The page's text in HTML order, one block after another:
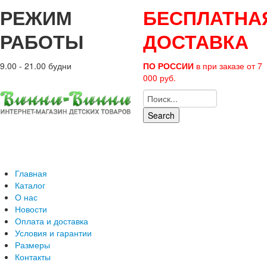
РЕЖИМ
РАБОТЫ
9.00 - 21.00 будни
ДОСТАВКА
ПО РОССИИ в при заказе от 7
000 руб.
Search
Главная
Каталог
О нас
Новости
Оплата и доставка
Условия и гарантии
Размеры
Контакты